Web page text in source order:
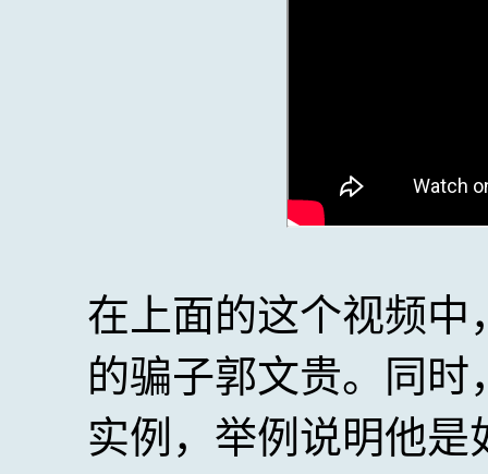
在上面的这个视频
的骗子郭文贵。同
实例，举例说明他是